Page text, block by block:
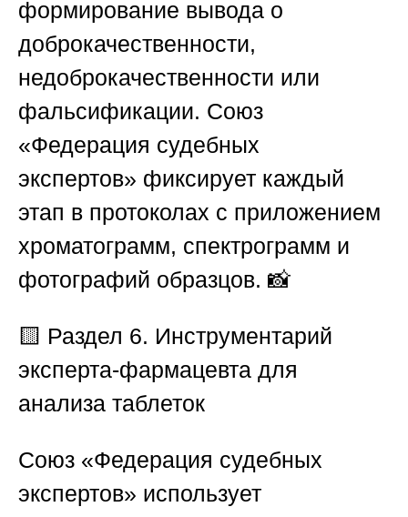
формирование вывода о
доброкачественности,
недоброкачественности или
фальсификации. Союз
«Федерация судебных
экспертов» фиксирует каждый
этап в протоколах с приложением
хроматограмм, спектрограмм и
фотографий образцов. 📸
🟨 Раздел 6. Инструментарий
эксперта-фармацевта для
анализа таблеток
Союз «Федерация судебных
экспертов» использует